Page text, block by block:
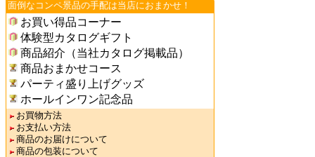
面倒なコンペ景品の手配は当店におまかせ！
お買い得品コーナー
体験型カタログギフト
商品紹介（当社カタログ掲載品）
商品おまかせコース
パーティ盛り上げグッズ
ホールインワン記念品
お買物方法
お支払い方法
商品のお届けについて
商品の包装について